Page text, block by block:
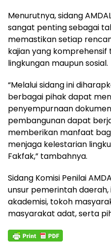
Menurutnya, sidang
sangat penting sebagai
memastikan setiap
kajian yang
lingkungan maupun sosial.
“Melalui sidang ini
berbagai pihak dapat
penyempurnaan
pembangunan dapat
memberikan manfaat
menjaga kelestarian
Fakfak,” tambahnya.
Sidang Komisi Penilai
unsur pemerintah
akademisi, tokoh
masyarakat adat, serta